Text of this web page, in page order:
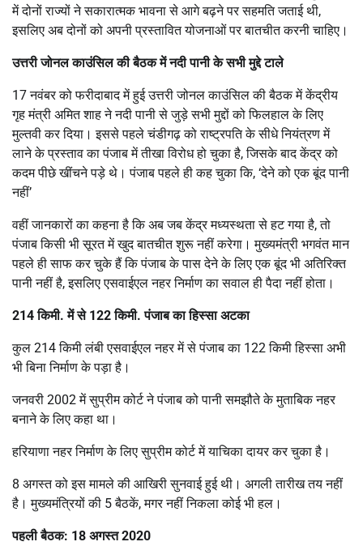
में दोनों राज्यों ने सकारात्मक भावना से आगे बढ़ने पर सहमति जताई थी,
इसलिए अब दोनों को अपनी प्रस्तावित योजनाओं पर बातचीत करनी चाहिए।
उत्तरी जोनल काउंसिल की बैठक में नदी पानी के सभी मुद्दे टाले
17 नवंबर को फरीदाबाद में हुई उत्तरी जोनल काउंसिल की बैठक में केंद्रीय
गृह मंत्री अमित शाह ने नदी पानी से जुड़े सभी मुद्दों को फिलहाल के लिए
मुल्तवी कर दिया। इससे पहले चंडीगढ़ को राष्ट्रपति के सीधे नियंत्रण में
लाने के प्रस्ताव का पंजाब में तीखा विरोध हो चुका है, जिसके बाद केंद्र को
कदम पीछे खींचने पड़े थे। पंजाब पहले ही कह चुका कि, ‘देने को एक बूंद पानी
नहीं’
वहीं जानकारों का कहना है कि अब जब केंद्र मध्यस्थता से हट गया है, तो
पंजाब किसी भी सूरत में खुद बातचीत शुरू नहीं करेगा। मुख्यमंत्री भगवंत मान
पहले ही साफ कर चुके हैं कि पंजाब के पास देने के लिए एक बूंद भी अतिरिक्त
पानी नहीं है, इसलिए एसवाईएल नहर निर्माण का सवाल ही पैदा नहीं होता।
214 किमी. में से 122 किमी. पंजाब का हिस्सा अटका
कुल 214 किमी लंबी एसवाईएल नहर में से पंजाब का 122 किमी हिस्सा अभी
भी बिना निर्माण के पड़ा है।
जनवरी 2002 में सुप्रीम कोर्ट ने पंजाब को पानी समझौते के मुताबिक नहर
बनाने के लिए कहा था।
हरियाणा नहर निर्माण के लिए सुप्रीम कोर्ट में याचिका दायर कर चुका है।
8 अगस्त को इस मामले की आखिरी सुनवाई हुई थी। अगली तारीख तय नहीं
है। मुख्यमंत्रियों की 5 बैठकें, मगर नहीं निकला कोई भी हल।
पहली बैठक: 18 अगस्त 2020